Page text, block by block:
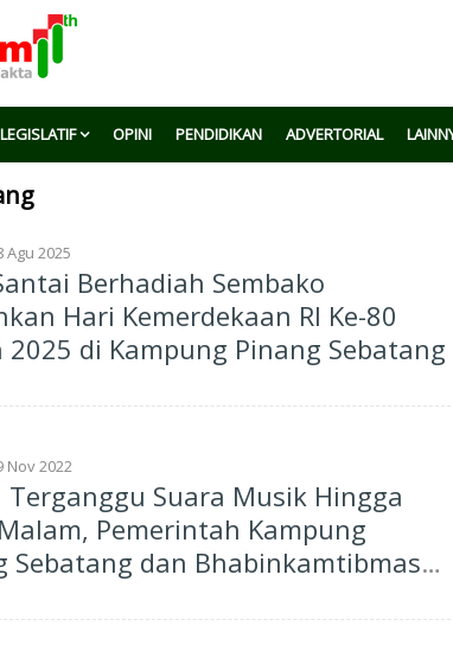
LEGISLATIF OPINI PENDIDIKAN ADVERTORIAL
Agu 2025
Berhadiah Sembako
Hari Kemerdekaan RI Ke-80
2025 di Kampung Pinang Sebatang
Nov 2022
Terganggu Suara Musik Hingga
Pemerintah Kampung
Sebatang dan Bhabinkamtibmas